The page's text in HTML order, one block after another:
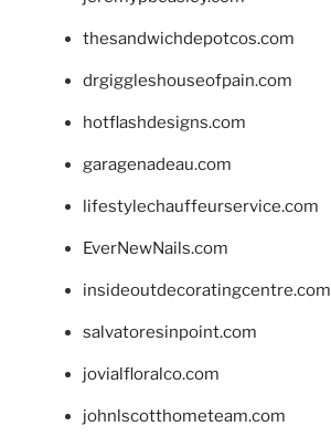
thesandwichdepotcos.com
drgiggleshouseofpain.com
hotflashdesigns.com
garagenadeau.com
lifestylechauffeurservice.com
EverNewNails.com
insideoutdecoratingcentre.com
salvatoresinpoint.com
jovialfloralco.com
johnlscotthometeam.com